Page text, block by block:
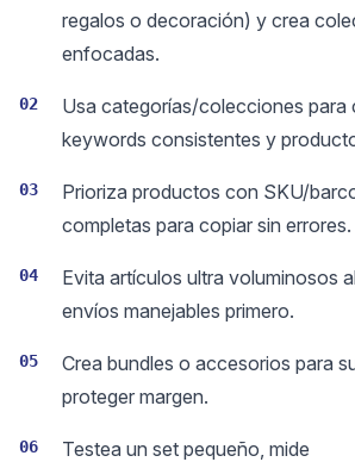
regalos o decoración) y crea
enfocadas.
02
Usa categorías/colecciones para
keywords consistentes y
03
Prioriza productos con SKU/
completas para copiar sin errores.
04
Evita artículos ultra voluminosos
envíos manejables primero.
05
Crea bundles o accesorios para
proteger margen.
06
Testea un set pequeño, mide